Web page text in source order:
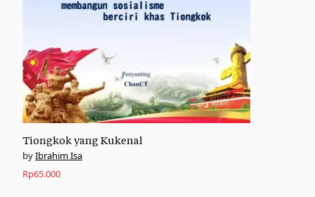
Tiongkok yang Kukenal
Ibrahim Isa
Rp65.000